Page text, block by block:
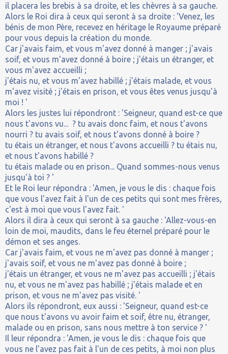
il placera les brebis à sa droite, et les chèvres à sa gauche.
Alors le Roi dira à ceux qui seront à sa droite : 'Venez, les
bénis de mon Père, recevez en héritage le Royaume préparé
pour vous depuis la création du monde.
Car j'avais faim, et vous m'avez donné à manger ; j'avais
soif, et vous m'avez donné à boire ; j'étais un étranger, et
vous m'avez accueilli ;
j'étais nu, et vous m'avez habillé ; j'étais malade, et vous
m'avez visité ; j'étais en prison, et vous êtes venus jusqu'à
moi ! '
Alors les justes lui répondront : 'Seigneur, quand est-ce que
nous t'avons vu... ? tu avais donc faim, et nous t'avons
nourri ? tu avais soif, et nous t'avons donné à boire ?
tu étais un étranger, et nous t'avons accueilli ? tu étais nu,
et nous t'avons habillé ?
tu étais malade ou en prison... Quand sommes-nous venus
jusqu'à toi ? '
Et le Roi leur répondra : 'Amen, je vous le dis : chaque fois
que vous l'avez fait à l'un de ces petits qui sont mes frères,
c'est à moi que vous l'avez fait. '
Alors il dira à ceux qui seront à sa gauche : 'Allez-vous-en
loin de moi, maudits, dans le feu éternel préparé pour le
démon et ses anges.
Car j'avais faim, et vous ne m'avez pas donné à manger ;
j'avais soif, et vous ne m'avez pas donné à boire ;
j'étais un étranger, et vous ne m'avez pas accueilli ; j'étais
nu, et vous ne m'avez pas habillé ; j'étais malade et en
prison, et vous ne m'avez pas visité. '
Alors ils répondront, eux aussi : 'Seigneur, quand est-ce
que nous t'avons vu avoir faim et soif, être nu, étranger,
malade ou en prison, sans nous mettre à ton service ? '
Il leur répondra : 'Amen, je vous le dis : chaque fois que
vous ne l'avez pas fait à l'un de ces petits, à moi non plus